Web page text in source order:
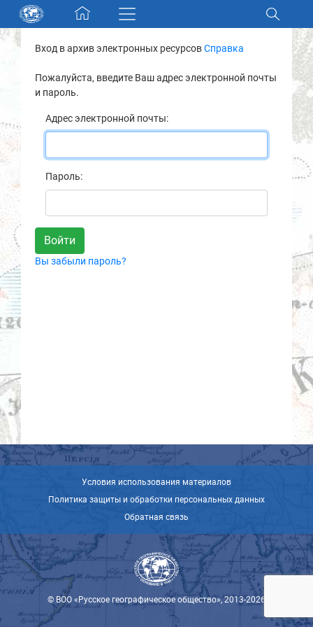
Skip navigation
Разделы и коллекции
Электронный каталог
Новости
О нас
Контакты
Партнеры
Вход в архив электронных ресурсовСправка
Пожалуйста, введите Ваш адрес электронной почты
и пароль.
Адрес электронной почты:
Пароль:
Вы забыли пароль?
Условия использования материалов
Политика защиты и обработки персональных данных
Обратная связь
© ВОО «Русское географическое общество», 2013-2026